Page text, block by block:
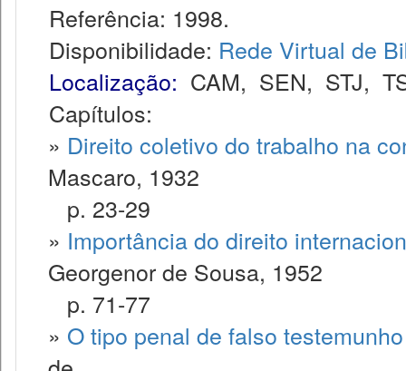
Referência: 1998.
Disponibilidade: Rede Virtual de
Localização: CAM, SEN, STJ,
Capítulos:
» Direito coletivo do trabalho na
Mascaro, 1932
p. 23-29
» Importância do direito
Georgenor de Sousa, 1952
p. 71-77
» O tipo penal de falso